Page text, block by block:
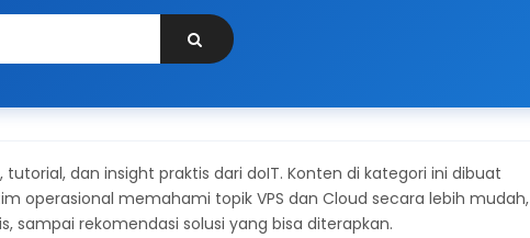
tutorial, dan insight praktis dari doIT. Konten di kategori ini dibuat
operasional memahami topik VPS dan Cloud secara lebih mudah,
sampai rekomendasi solusi yang bisa diterapkan.